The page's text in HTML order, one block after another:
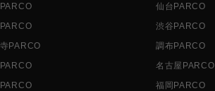
仙台PARCO
渋谷PARCO
PARCO
調布PARCO
名古屋PARCO
福岡PARCO